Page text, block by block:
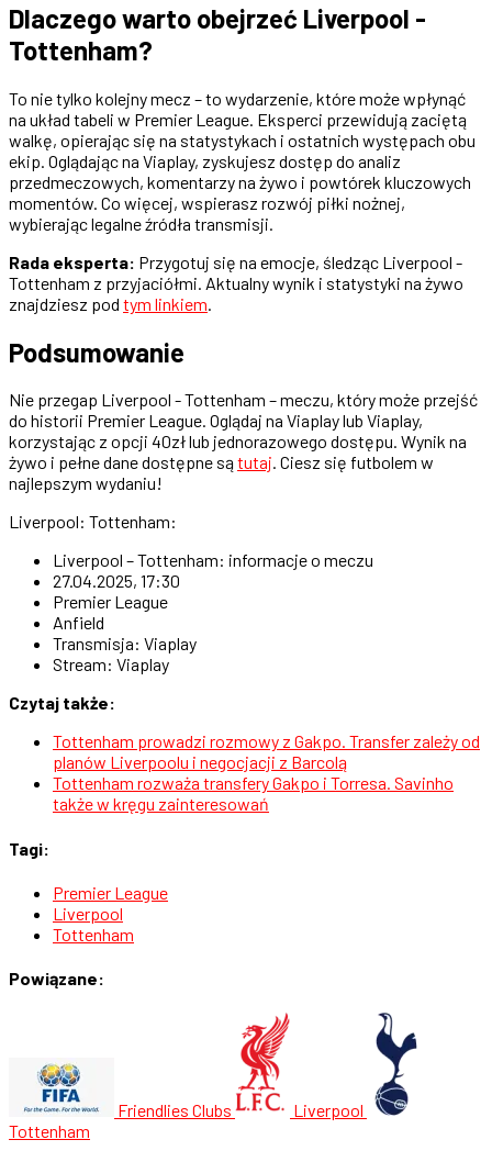
Dlaczego warto obejrzeć Liverpool -
Tottenham?
To nie tylko kolejny mecz – to wydarzenie, które może wpłynąć
na układ tabeli w Premier League. Eksperci przewidują zaciętą
walkę, opierając się na statystykach i ostatnich występach obu
ekip. Oglądając na Viaplay, zyskujesz dostęp do analiz
przedmeczowych, komentarzy na żywo i powtórek kluczowych
momentów. Co więcej, wspierasz rozwój piłki nożnej,
wybierając legalne źródła transmisji.
Rada eksperta: Przygotuj się na emocje, śledząc Liverpool -
Tottenham z przyjaciółmi. Aktualny wynik i statystyki na żywo
znajdziesz pod tym linkiem
Podsumowanie
Nie przegap Liverpool - Tottenham – meczu, który może przejść
do historii Premier League. Oglądaj na Viaplay lub Viaplay,
korzystając z opcji 40zł lub jednorazowego dostępu. Wynik na
żywo i pełne dane dostępne sątutaj. Ciesz się futbolem w
najlepszym wydaniu!
Liverpool: Tottenham:
Liverpool – Tottenham: informacje o meczu
27.04.2025, 17:30
Premier League
Anfield
Transmisja: Viaplay
Stream: Viaplay
Czytaj także:
Tottenham prowadzi rozmowy z Gakpo. Transfer zależy od
planów Liverpoolu i negocjacji z Barcolą
Tottenham rozważa transfery Gakpo i Torresa. Savinho
także w kręgu zainteresowań
Tagi:
Premier League
Liverpool
Tottenham
Powiązane:
Friendlies Clubs
Liverpool
Tottenham